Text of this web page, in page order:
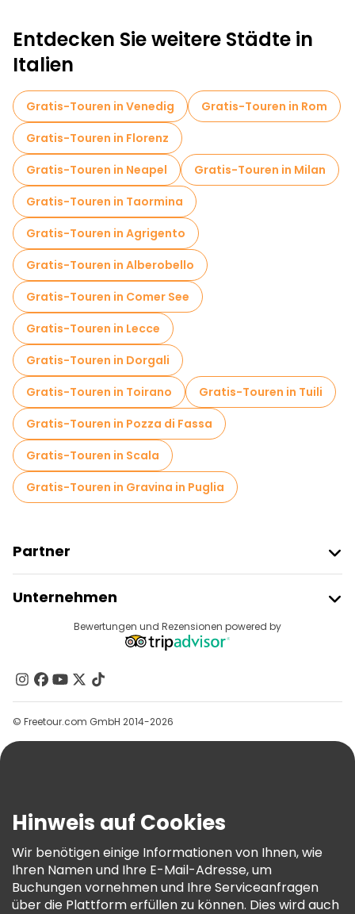
Entdecken Sie weitere Städte in
Italien
Gratis-Touren in Venedig
Gratis-Touren in Rom
Gratis-Touren in Florenz
Gratis-Touren in Neapel
Gratis-Touren in Milan
Gratis-Touren in Taormina
Gratis-Touren in Agrigento
Gratis-Touren in Alberobello
Gratis-Touren in Comer See
Gratis-Touren in Lecce
Gratis-Touren in Dorgali
Gratis-Touren in Toirano
Gratis-Touren in Tuili
Gratis-Touren in Pozza di Fassa
Gratis-Touren in Scala
Gratis-Touren in Gravina in Puglia
Partner
Anbieter-Anmeldung
Affiliate-Programm
Unternehmen
Reiseziele
Kontakt
Gruppen
Hilfe
AGB Und Rechtliches
Cookie-Richtlinie
Freetour Auszeichnungen
Treueprogramm
Bewertungen und Rezensionen powered by
© Freetour.com GmbH 2014-2026
Hinweis auf Cookies
Wir benötigen einige Informationen von Ihnen, wie
Ihren Namen und Ihre E-Mail-Adresse, um
Buchungen vornehmen und Ihre Serviceanfragen
über die Plattform erfüllen zu können. Dies wird auch